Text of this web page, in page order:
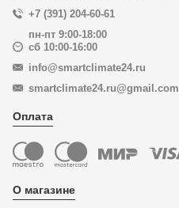
+7 (391) 204-60-61
пн-пт 9:00-18:00
сб 10:00-16:00
info@smartclimate24.ru
smartclimate24.ru@gmail.com
Оплата
О магазине